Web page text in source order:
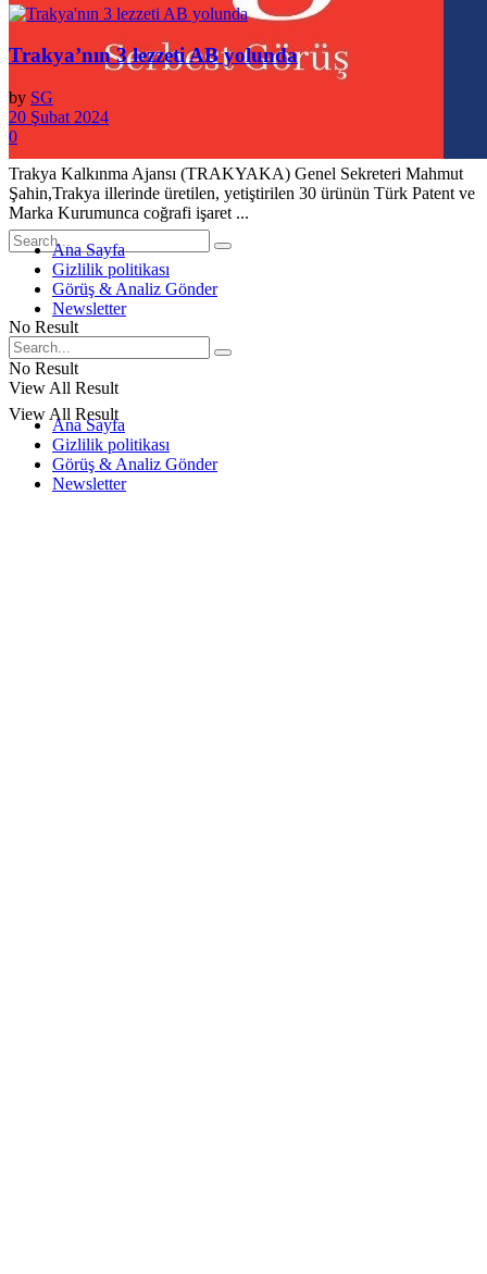
No Result
View All Result
Trakya’nın 3 lezzeti AB yolunda
by SG
20 Şubat 2024
0
Trakya Kalkınma Ajansı (TRAKYAKA) Genel Sekreteri Mahmut
Şahin,Trakya illerinde üretilen, yetiştirilen 30 ürünün Türk Patent ve
Marka Kurumunca coğrafi işaret ...
Ana Sayfa
Gizlilik politikası
Görüş & Analiz Gönder
Newsletter
No Result
View All Result
Ana Sayfa
Gizlilik politikası
Görüş & Analiz Gönder
Newsletter